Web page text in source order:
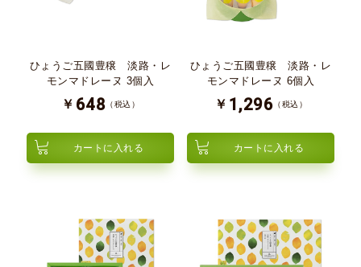
ひょうご五國豊穣 淡路・レ
モンマドレーヌ 3個入
￥ 648 （税込）
カートに入れる
ひょうご五國豊穣 淡路・レ
モンマドレーヌ 6個入
￥ 1,296 （税込）
カートに入れる